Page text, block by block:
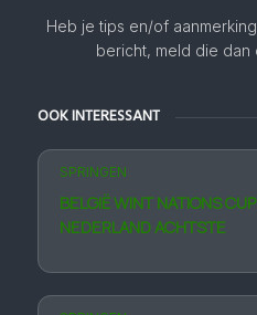
Heb je tips en/of
bericht, meld die dan
OOK INTERESSANT
SPRINGEN
BELGIË WINT NATIONS
NEDERLAND ACHTSTE